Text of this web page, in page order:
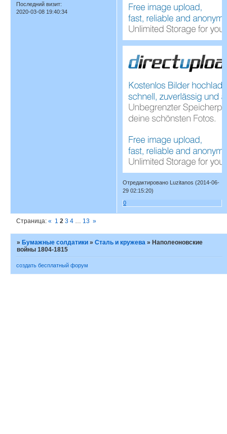
Последний визит:
2020-03-08 19:40:34
Отредактировано Luzitanos (2014-06-
29 02:15:20)
0
Страница:« 1 2 3 4 13 »
»Бумажные солдатики »Сталь и кружева »Наполеоновские
войны 1804-1815
создать бесплатный форум